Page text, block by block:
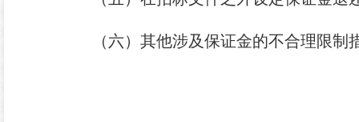
（六）其他涉及保证金的不合理限制